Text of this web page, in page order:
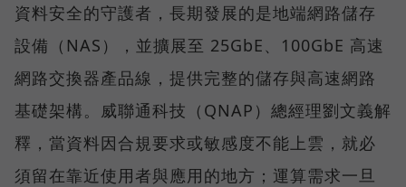
資料安全的守護者，長期發展的是地端網路儲存
設備（NAS），並擴展至 25GbE、100GbE 高速
網路交換器產品線，提供完整的儲存與高速網路
基礎架構。威聯通科技（QNAP）總經理劉文義解
釋，當資料因合規要求或敏感度不能上雲，就必
須留在靠近使用者與應用的地方；運算需求一旦